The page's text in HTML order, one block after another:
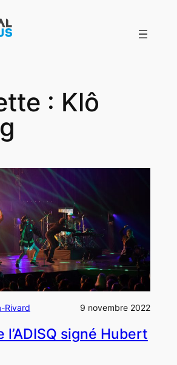
: Klô
Rivard 9 novembre 2022
l’ADISQ signé Hubert